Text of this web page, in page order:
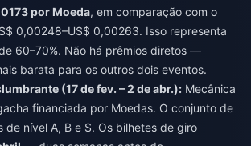
por Moeda, em comparação com o
0,00248–US$ 0,00263. Isso representa
60–70%. Não há prêmios diretos —
barata para os outros dois eventos.
(17 de fev. – 2 de abr.): Mecânica
financiada por Moedas. O conjunto de
de nível A, B e S. Os bilhetes de giro